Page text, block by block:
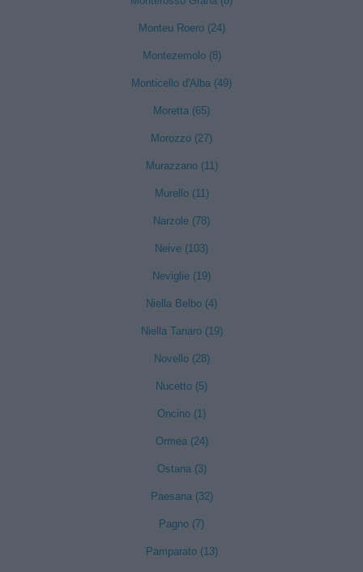
Monteu Roero (24)
Montezemolo (8)
Monticello d'Alba (49)
Moretta (65)
Morozzo (27)
Murazzano (11)
Murello (11)
Narzole (78)
Neive (103)
Neviglie (19)
Niella Belbo (4)
Niella Tanaro (19)
Novello (28)
Nucetto (5)
Oncino (1)
Ormea (24)
Ostana (3)
Paesana (32)
Pagno (7)
Pamparato (13)